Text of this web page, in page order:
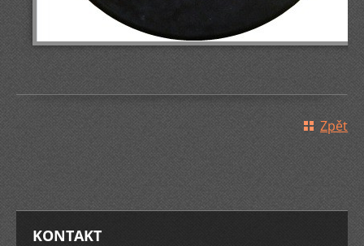
Zpět
KONTAKT